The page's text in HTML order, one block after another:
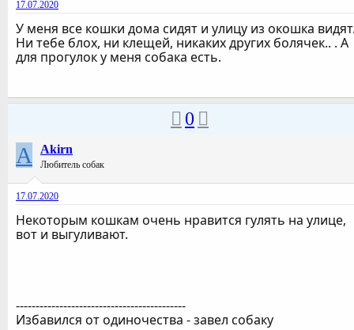
17.07.2020
У меня все кошки дома сидят и улицу из окошка
Ни тебе блох, ни клещей, никаких других болячек.. . А
для прогулок у меня собака есть.
0
A Akirn
Любитель собак
17.07.2020
Некоторым кошкам очень нравится гулять на улице,
вот и выгуливают.
-------------------------------------------
Избавился от одиночества - завел собаку